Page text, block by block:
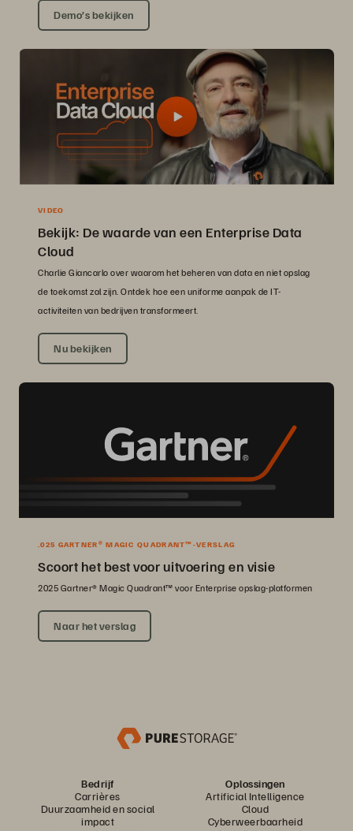
Demo’s bekijken
VIDEO
Bekijk: De waarde van een Enterprise Data
Cloud
Charlie Giancarlo over waarom het beheren van data en niet opslag
de toekomst zal zijn. Ontdek hoe een uniforme aanpak de IT-
activiteiten van bedrijven transformeert.
Nu bekijken
.025 GARTNER® MAGIC QUADRANT™-VERSLAG
Scoort het best voor uitvoering en visie
2025 Gartner® Magic Quadrant™ voor Enterprise opslag-platformen
Naar het verslag
Bedrijf
Carrières
Duurzaamheid en social
impact
Oplossingen
Artificial Intelligence
Cloud
Cyberweerbaarheid